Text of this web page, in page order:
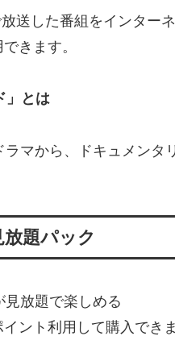
送した番組をインター
きます。
」とは
マから、
ドキュメンタ
題パック
放題で楽しめる
ント利用して購入でき